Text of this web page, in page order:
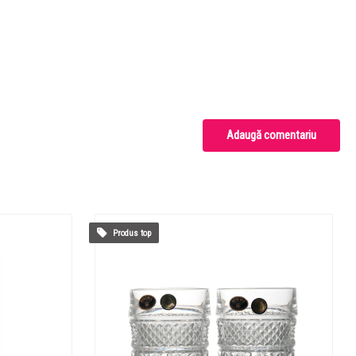
Adaugă comentariu
Produs top